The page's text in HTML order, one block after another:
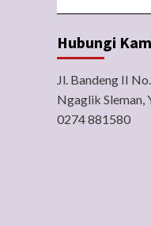
Hubungi
Jl. Bandeng II
Ngaglik Sleman,
0274 881580